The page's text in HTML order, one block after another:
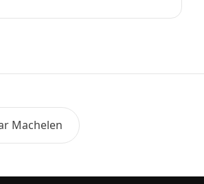
Machelen